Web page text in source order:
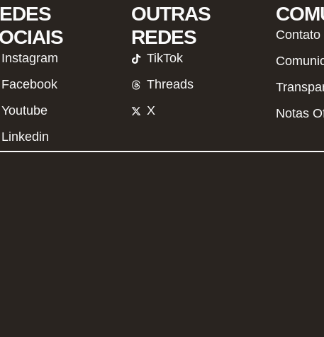
Instagram
Facebook
Youtube
Linkedin
OUTRAS
REDES
TikTok
Threads
X
Contato
Notas